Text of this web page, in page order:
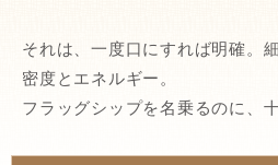
それは、一度口にすれば明確。
密度とエネルギー。
フラッグシップを名乗るのに、